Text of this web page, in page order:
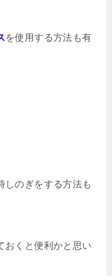
を使用する方法も有
しのぎをする方法も
おくと便利かと思い